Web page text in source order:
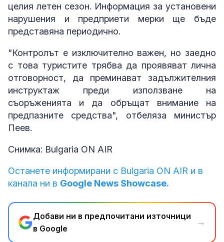
целия летен сезон. Информация за установени
нарушения и предприети мерки ще бъде
представяна периодично.
"Контролът е изключително важен, но заедно
с това туристите трябва да проявяват лична
отговорност, да преминават задължителния
инструктаж преди използване на
съоръженията и да обръщат внимание на
предпазните средства", отбеляза министър
Пеев.
Снимка: Bulgaria ON AIR
Останете информирани с Bulgaria ON AIR и в
канала ни в Google News Showcase.
Добави ни в предпочитани източници
в Google
→